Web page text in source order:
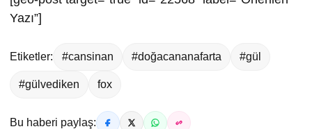
Yazı”]
Etiketler: #cansinan #doğacananafarta #gül
#gülvediken fox
Bu haberi paylaş: